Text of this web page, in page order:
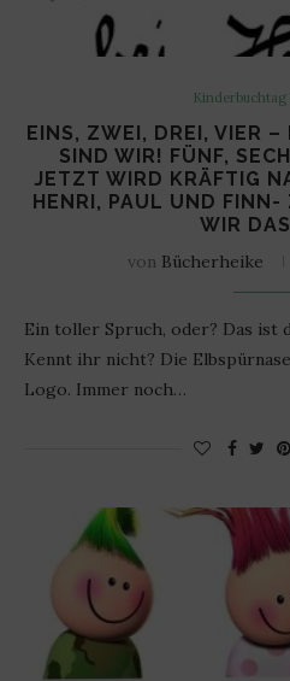
Kinderbuchtag
EINS, ZWEI, DREI, VIER –
SIND WIR! FÜNF,
JETZT WIRD KRÄFTIG
HENRI, PAUL UND FINN-
WIR
von Bücherheike
Ein toller Spruch, oder? Das ist
Kennt ihr nicht? Die
Logo. Immer noch…